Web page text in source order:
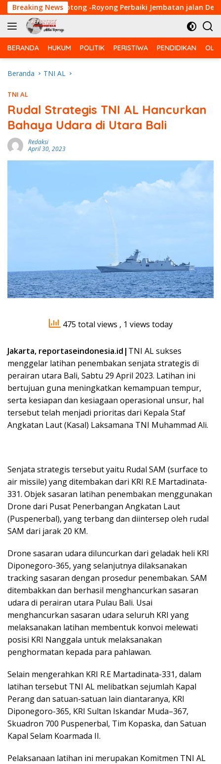
Langsung
ke
konten
Breaking News
Gotong -Royong Perbaiki Jembatan jalan Desa
BERANDA HUKUM POLITIK PERISTIWA PENDIDIKAN
Beranda TNI AL
TNI AL
Rudal Strategis TNI AL Hancurkan
Bahaya Udara di Utara Bali
Redaksi
April 30, 2023
475 total views , 1 views today
Jakarta, reportaseindonesia.id| TNI AL sukses
menggelar latihan penembakan senjata strategis di
perairan utara Bali, Sabtu 29 April 2023. Latihan ini
bertujuan guna meningkatkan kemampuan tempur,
serta kesiapan dan kesiagaan operasional unsur, hal
tersebut telah menjadi prioritas dari Kepala Staf
Angkatan Laut (Kasal) Laksamana TNI Muhammad Ali.
Senjata strategis tersebut yaitu Rudal SAM (surface to
air missile) yang ditembakan dari KRI R.E Martadinata-
331. Objek sasaran latihan penembakan menggunakan
Drone dari Pusat Penerbangan Angkatan Laut
(Puspenerbal), yang terbang dan diintersep oleh rudal
SAM dari jarak 20 KM.
Drone sasaran udara diluncurkan dari geladak heli KRI
Diponegoro-365, yang selanjutnya dilaksanakan
tracking sasaran dengan prosedur penembakan. SAM
ditembakkan dan berhasil menghancurkan sasaran
udara di perairan utara Pulau Bali. Usai
menghancurkan sasaran udara seluruh KRI yang
melaksanakan latihan membentuk konvoi melewati
posisi KRI Nanggala untuk melaksanakan
penghormatan kepada para pahlawan.
Selain mengerahkan KRI R.E Martadinata-331, dalam
latihan tersebut TNI AL melibatkan sejumlah Kapal
Perang dan satuan-satuan lain diantaranya, KRI
Diponegoro-365, KRI Sultan Iskandar Muda–367,
Skuadron 700 Puspenerbal, Tim Kopaska, dan Satuan
Kapal Selam Koarmada II.
Pelaksanaan latihan ini merupakan Komitmen TNI AL